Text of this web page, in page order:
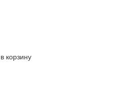
корзину